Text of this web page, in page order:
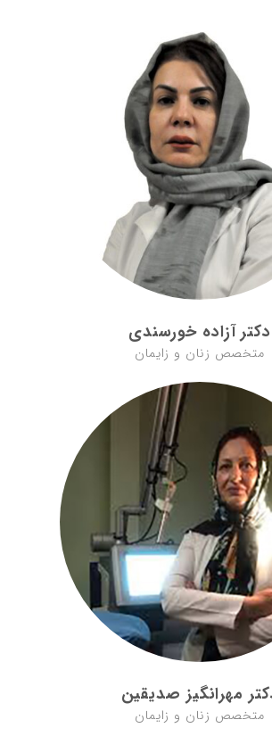
دکتر آزاده خورسندی
متخصص زنان و زایمان
مهرانگیز صدیقین
متخصص زنان و زایمان